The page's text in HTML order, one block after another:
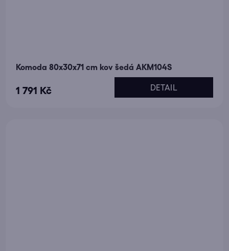
Komoda 80x30x71 cm kov šedá AKM104S
1 791 Kč DETAIL